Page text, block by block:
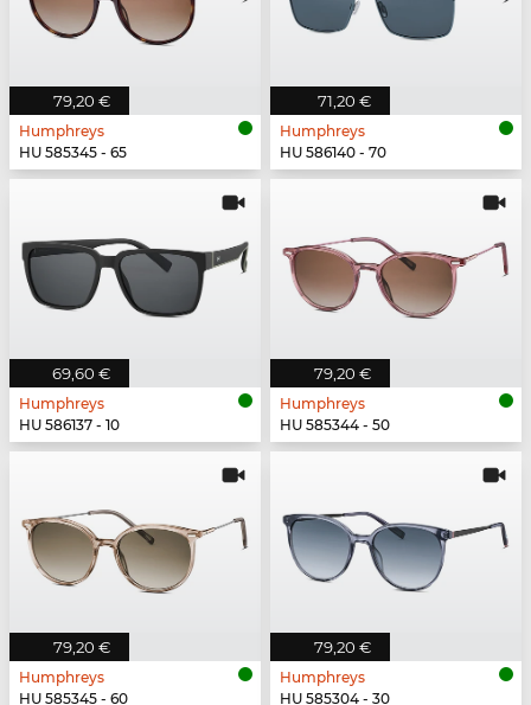
79,20 €
Humphreys
HU 585345 - 65
71,20 €
Humphreys
HU 586140 - 70
69,60 €
Humphreys
HU 586137 - 10
79,20 €
Humphreys
HU 585344 - 50
79,20 €
Humphreys
HU 585345 - 60
79,20 €
Humphreys
HU 585304 - 30